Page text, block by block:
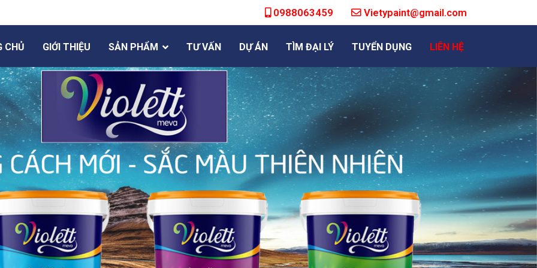
0988063459 Vietypaint@gmail.com
CHỦ GIỚI THIỆU SẢN PHẨM TƯ VẤN DỰ ÁN TÌM ĐẠI LÝ TUYỂN DỤNG LIÊN HỆ